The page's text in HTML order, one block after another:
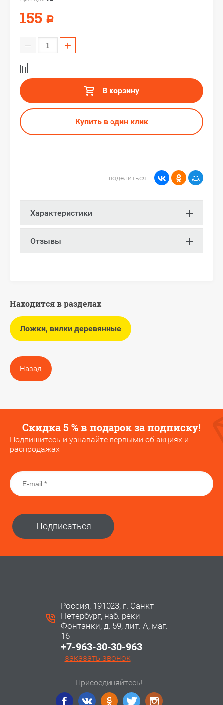
155 Р
+
В корзину
Купить в один клик
поделиться
Характеристики
Отзывы
Находится в разделах
Ложки, вилки деревянные
Назад
Скидка 5 % в подарок за подписку!
Подпишитесь и узнавайте первыми об акциях и
распродажах
Подписаться
Россия, 191023, г. Санкт-
Петербург, наб. реки
Фонтанки, д. 59, лит. А, маг.
16
+7-963-30-30-963
заказать звонок
Присоединяйтесь!